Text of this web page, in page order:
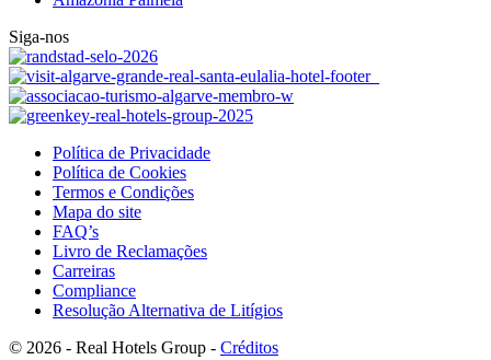
Siga-nos
Política de Privacidade
Política de Cookies
Termos e Condições
Mapa do site
FAQ’s
Livro de Reclamações
Carreiras
Compliance
Resolução Alternativa de Litígios
© 2026 - Real Hotels Group - Créditos